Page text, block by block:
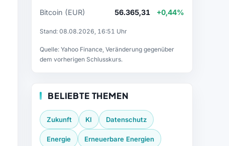
Bitcoin (EUR) 56.365,31 +0,44%
Stand: 08.08.2026, 16:51 Uhr
Quelle: Yahoo Finance, Veränderung gegenüber
dem vorherigen Schlusskurs.
BELIEBTE THEMEN
Zukunft KI Datenschutz
Energie Erneuerbare Energien